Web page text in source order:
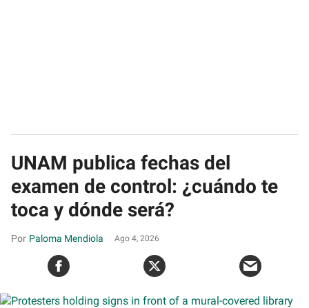
UNAM publica fechas del
examen de control: ¿cuándo te
toca y dónde será?
Paloma Mendiola Ago 4, 2026